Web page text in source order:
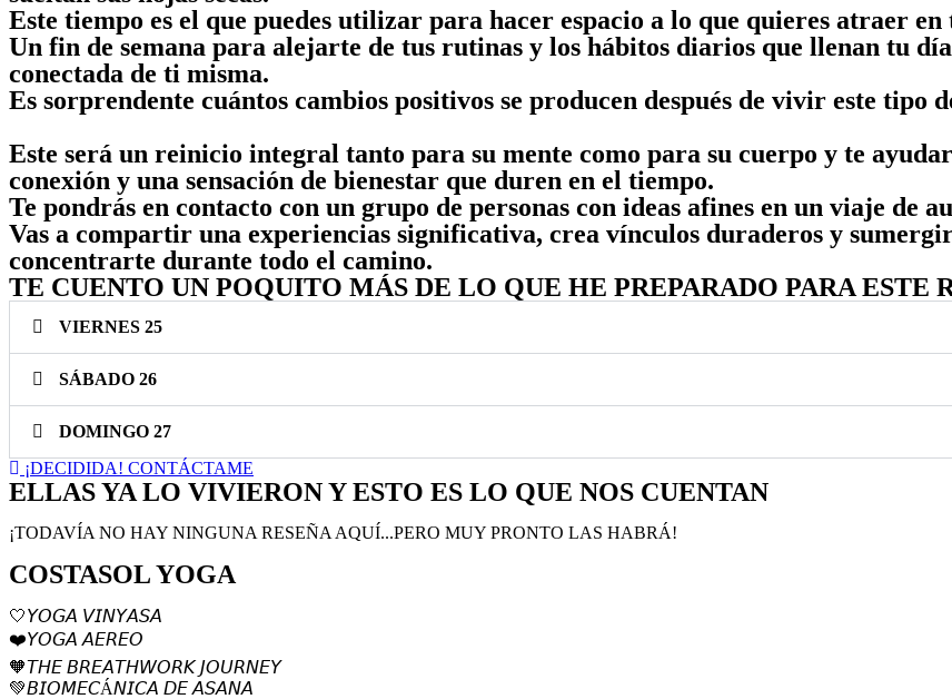
Este tiempo es el que puedes utilizar para hacer espacio a lo que quieres atraer
Un fin de semana para alejarte de tus rutinas y los hábitos diarios que llenan tu
conectada de ti misma.
Es sorprendente cuántos cambios positivos se producen después de vivir este tipo
Este será un reinicio integral tanto para su mente como para su cuerpo y te
conexión y una sensación de bienestar que duren en el tiempo.
Te pondrás en contacto con un grupo de personas con ideas afines en un viaje de
Vas a compartir una experiencias significativa, crea vínculos duraderos y
concentrarte durante todo el camino.
TE CUENTO UN POQUITO MÁS DE LO QUE HE PREPARADO PARA ESTE
VIERNES 25
SÁBADO 26
DOMINGO 27
¡DECIDIDA! CONTÁCTAME
ELLAS YA LO VIVIERON Y ESTO ES LO QUE NOS CUENTAN
¡TODAVÍA NO HAY NINGUNA RESEÑA AQUÍ...PERO MUY PRONTO LAS HABRÁ!
COSTASOL YOGA
🤍𝘠𝘖𝘎𝘈 𝘝𝘐𝘕𝘠𝘈𝘚𝘈
❤️𝘠𝘖𝘎𝘈 𝘈𝘌𝘙𝘌𝘖
🧡𝘛𝘏𝘌 𝘉𝘙𝘌𝘈𝘛𝘏𝘞𝘖𝘙𝘒 𝘑𝘖𝘜𝘙𝘕𝘌𝘠
💚𝘉𝘐𝘖𝘔𝘌𝘊Á𝘕𝘐𝘊𝘈 𝘋𝘌 𝘈𝘚𝘈𝘕𝘈